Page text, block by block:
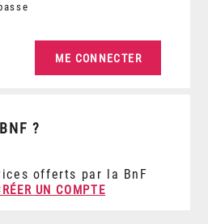
?
offerts par la BnF
UN COMPTE